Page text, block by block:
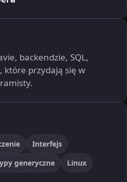
backendzie, SQL,
które przydają się w
Interfejs
generyczne Linux